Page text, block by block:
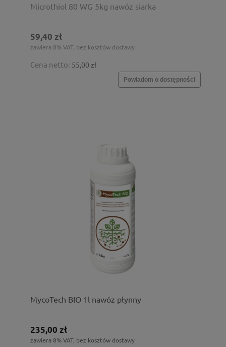
Microthiol 80 WG 5kg nawóz siarka
59,40 zł
zawiera 8% VAT, bez kosztów dostawy
Cena netto: 55,00 zł
Powiadom o dostępności
MycoTech BIO 1l nawóz płynny
235,00 zł
zawiera 8% VAT, bez kosztów dostawy